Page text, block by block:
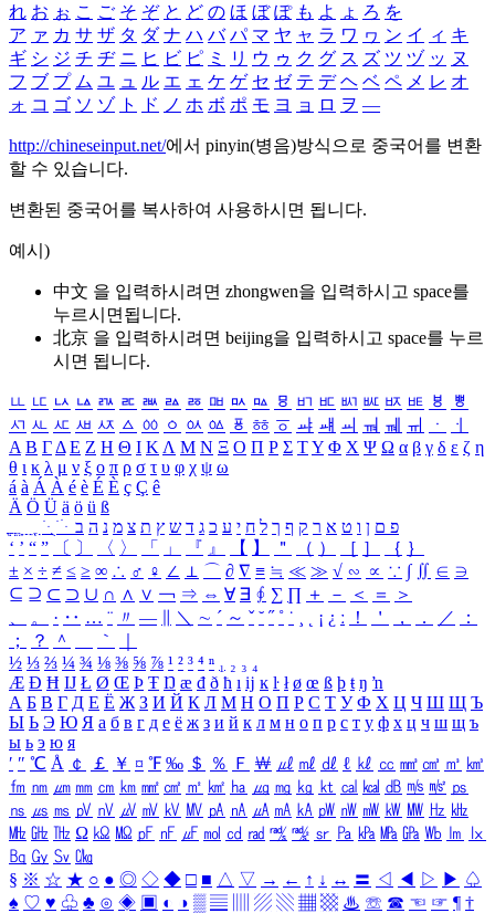
れ お ぉ こ ご そ ぞ と ど の ほ ぼ ぽ も よ ょ ろ を
ア ァ カ サ ザ タ ダ ナ ハ バ パ マ ヤ ャ ラ ワ ヮ ン イ ィ キ
ギ シ ジ チ ヂ ニ ヒ ビ ピ ミ リ ウ ゥ ク グ ス ズ ツ ヅ ッ ヌ
フ ブ プ ム ユ ュ ル エ ェ ケ ゲ セ ゼ テ デ ヘ ベ ペ メ レ オ
ォ コ ゴ ソ ゾ ト ド ノ ホ ボ ポ モ ヨ ョ ロ ヲ ―
http://chineseinput.net/에서 pinyin(병음)방식으로 중국어를 변환
할 수 있습니다.
변환된 중국어를 복사하여 사용하시면 됩니다.
예시)
中文 을 입력하시려면 zhongwen을 입력하시고 space를
누르시면됩니다.
北京 을 입력하시려면 beijing을 입력하시고 space를 누르
시면 됩니다.
ㅥ ㅦ ㅧ ㅨ ㅩ ㅪ ㅫ ㅬ ㅭ ㅮ ㅯ ㅰ ㅱ ㅲ ㅳ ㅴ ㅵ ㅶ ㅷ ㅸ
ㅹ
ㅺ ㅻ ㅼ ㅽ ㅾ ㅿ ㆀ ㆁ ㆂ ㆃ ㆄ ㆅ ㆆ ㆇ ㆈ ㆉ ㆊ ㆋ ㆌ ㆍ
ㆎ
Α Β ΓΔ Ε Ζ Η Θ Ι ΚΛ Μ Ν Ξ Ο Π Ρ Σ ΤΥ Φ Χ Ψ Ω α β γ δ ε ζ η
θ ι κ λ μ ν ξ ο π ρ σ τ υ φ χ ψ ω
á à Á À é è É È ç Ç ê
Ä Ö Ü ä ö ü ß
ִֶֹ ֻּ ׁׂ פ ם ן ו ט א ר ק ף ך ל ח י ע כ ג ד ש ץ ת צ מ נ ה ב
‘ ’ “ ” 〔 〕 〈 〉 「 」 『 』 【 】 ＂ （ ） ［ ］ ｛ ｝
± × ÷ ≠ ≤ ≥ ∞ ∴ ♂ ♀ ∠ ⊥ ⌒ ∂ ∇ ≡ ≒ ≪ ≫ √ ∽ ∝ ∵ ∫ ∬ ∈ ∋
⊆ ⊇ ⊂ ⊃ ∪ ∩ ∧ ∨ ￢ ⇒ ⇔ ∀ ∃ ∮ ∑ ∏ ＋ － ＜ ＝
＞
、
。 · ‥ … ¨ 〃 ― ＼ ∼ ´ ～ ˇ ˘ ˝ ˚ ˙ ¸ ¡ ¿ ː ！ ＇ ， ． ／
：
；
？ ＾ ｀
½ ⅓ ⅔ ¼ ¾ ⅛ ⅜ ⅝ ⅞ ¹ ² ³ ⁴ ⁿ ₁ ₂ ₃ ₄
Æ Ð Ħ Ĳ Ł Ø Œ Þ Ŧ Ŋ æ đ ð ħ ı ĳ ĸ ŀ ł ø œ ß þ ŧ ŋ ŉ
А Б В Г Д Е Ё Ж З И Й К Л М Н О П Р С Т У Ф Х Ц Ч Ш Щ Ъ
Ы Ь Э Ю Я а б в г д е ё ж з и й к л м н о п р с т у ф х ц ч ш щ ъ
ы ь э ю я
′ ″ ℃ Å ￠ ￡ ￥ ¤ ℉ ‰ ＄ ％ Ｆ ￦ ㎕ ㎖ ㎗ ℓ ㎘ ㏄ ㎣ ㎤ ㎥ ㎦
㎙ ㎚ ㎛ ㎜ ㎝ ㎞ ㎟ ㎠ ㎡ ㎢ ㏊ ㎍ ㎎ ㎏ ㏏ ㎈ ㎉ ㏈ ㎧ ㎨ ㎰
㎱ ㎲ ㎳ ㎴ ㎵ ㎶ ㎷ ㎸ ㎹ ㎀ ㎁ ㎂ ㎃ ㎄ ㎺ ㎻ ㎽ ㎾ ㎿ ㎐ ㎑
㎒ ㎓ ㎔ Ω ㏀ ㏁ ㎊ ㎋ ㎌ ㏖ ㏅ ㎭ ㎮ ㎯ ㏛ ㎩ ㎪ ㎫ ㎬ ㏝ ㏐
㏓
㏃ ㏉ ㏜ ㏆
§ ※ ☆ ★ ○ ● ◎ ◇ ◆ □ ■ △ ▽ → ← ↑ ↓ ↔ 〓 ◁ ◀ ▷ ▶ ♤
♠ ♡ ♥ ♧ ♣ ⊙ ◈ ▣ ◐ ◑ ▒ ▤ ▨ ▧ ▦ ▩ ♨ ☏ ☎ ☜ ☞ ¶ †